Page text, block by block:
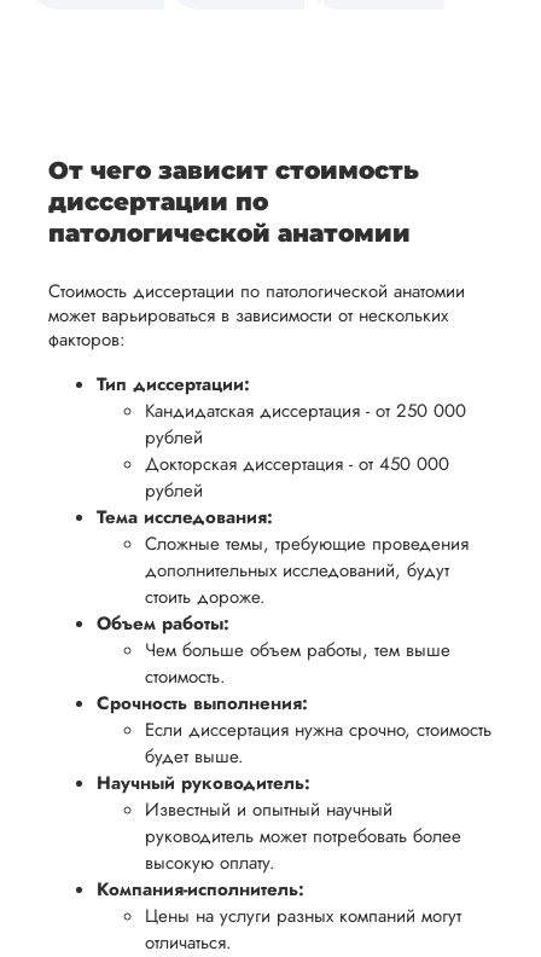
темы.
готовы
предоставить
помощь
подготовке
презентации
перед
защитой.
Наша
цель -
обеспечить
вам
уверенность
в своей
работе и
помочь
вам
успешно
пройти
процесс
защиты
научной
работы.
и
проведения
проверки
работы,
установленная
сумма
будет
возвращена
заказчику.
стремимся
осуществлять
процесс
способом,
удобным
для вас,
разумные
после
утверждения
работы. В
начале
сотрудничества
мы
обсудим
договоримся
о сроках
выполнения,
чтобы
учесть
все
аспекты
написания
работы.
От чего зависит стоимость
диссертации по
патологической анатомии
Стоимость диссертации по патологической анатомии
может варьироваться в зависимости от нескольких
факторов:
Тип диссертации:
Кандидатская диссертация - от 250 000
рублей
Докторская диссертация - от 450 000
рублей
Тема исследования:
Сложные темы, требующие проведения
дополнительных исследований, будут
стоить дороже.
Объем работы:
Чем больше объем работы, тем выше
стоимость.
Срочность выполнения:
Если диссертация нужна срочно, стоимость
будет выше.
Научный руководитель:
Известный и опытный научный
руководитель может потребовать более
высокую оплату.
Компания-исполнитель:
Цены на услуги разных компаний могут
отличаться.